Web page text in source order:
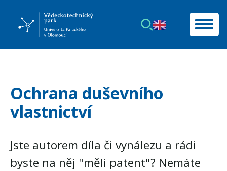
Ochrana duševního
vlastnictví
Jste autorem díla či vynálezu a rádi
byste na něj "měli patent"? Nemáte